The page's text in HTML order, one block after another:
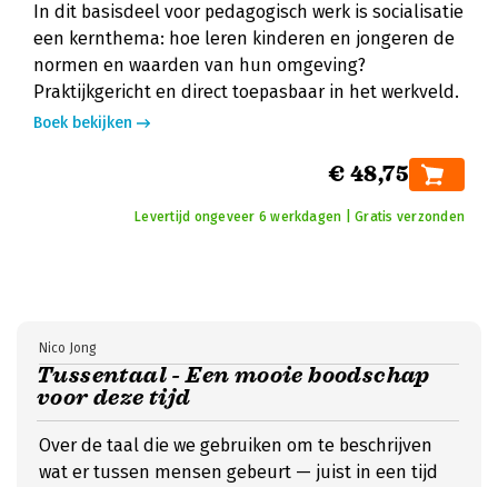
In dit basisdeel voor pedagogisch werk is socialisatie
een kernthema: hoe leren kinderen en jongeren de
normen en waarden van hun omgeving?
Praktijkgericht en direct toepasbaar in het werkveld.
Boek bekijken
€ 48,75
Levertijd ongeveer 6 werkdagen | Gratis verzonden
Tussentaal - Een mooie boodschap
voor deze tijd
Nico Jong
Over de taal die we gebruiken om te beschrijven
wat er tussen mensen gebeurt — juist in een tijd